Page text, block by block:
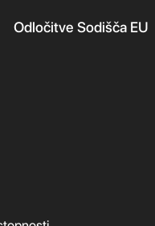
Odločitve Sodišča EU